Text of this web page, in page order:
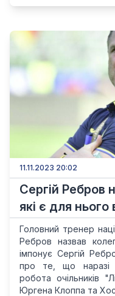
11.11.2023 20:02
Сергій Ребров
які є для нього
Головний тренер
Ребров назвав
імпонує Сергій
про те, що наразі
робота очільників
Юргена Клоппа та